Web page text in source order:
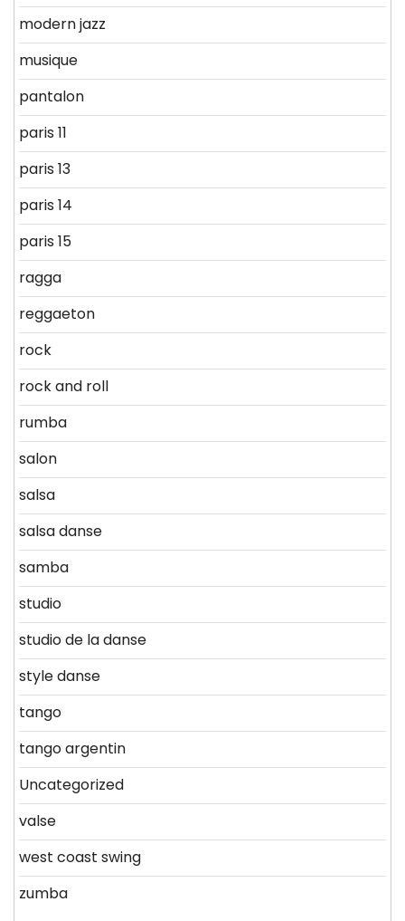
modern jazz
musique
pantalon
paris 11
paris 13
paris 14
paris 15
ragga
reggaeton
rock
rock and roll
rumba
salon
salsa
salsa danse
samba
studio
studio de la danse
style danse
tango
tango argentin
Uncategorized
valse
west coast swing
zumba